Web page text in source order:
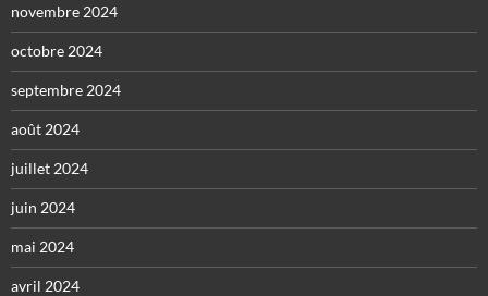
novembre 2024
octobre 2024
septembre 2024
août 2024
juillet 2024
juin 2024
mai 2024
avril 2024